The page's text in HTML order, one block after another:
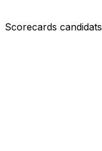
Scorecards candidats